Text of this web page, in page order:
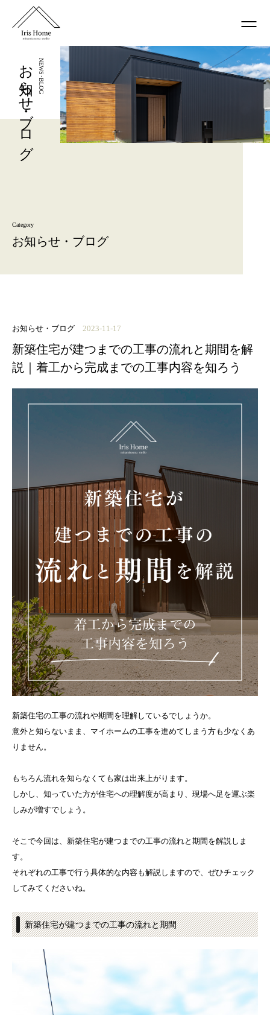
NEWS･BLOG
お知らせ・ブログ
Category
お知らせ・ブログ
お知らせ・ブログ 2023-11-17
新築住宅が建つまでの工事の流れと期間を解
説｜着工から完成までの工事内容を知ろう
新築住宅の工事の流れや期間を理解しているでしょうか。
意外と知らないまま、マイホームの工事を進めてしまう方も少なくあ
りません。
もちろん流れを知らなくても家は出来上がります。
しかし、知っていた方が住宅への理解度が高まり、現場へ足を運ぶ楽
しみが増すでしょう。
そこで今回は、新築住宅が建つまでの工事の流れと期間を解説しま
す。
それぞれの工事で行う具体的な内容も解説しますので、ぜひチェック
してみてくださいね。
新築住宅が建つまでの工事の流れと期間